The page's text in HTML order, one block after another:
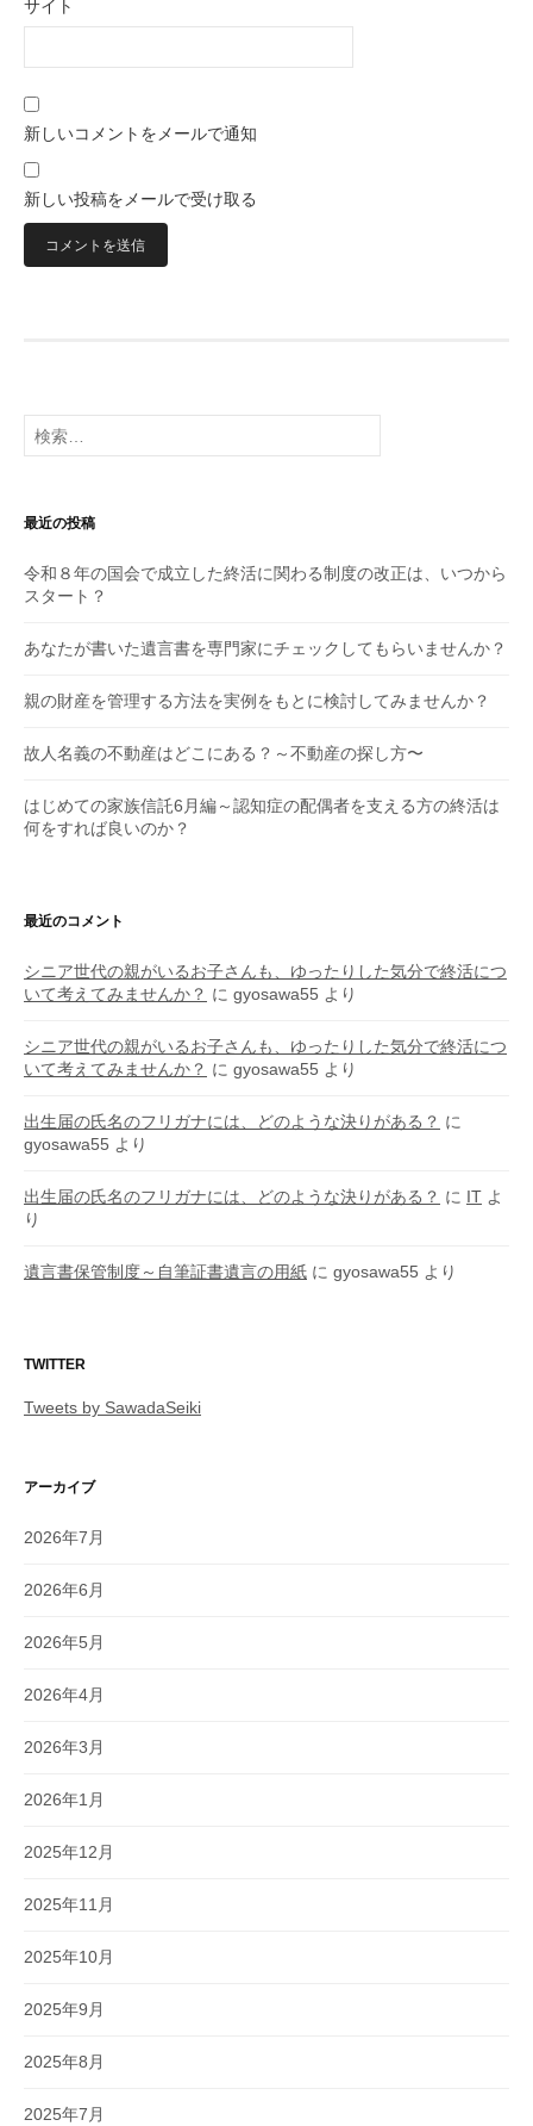
サイト
新しいコメントをメールで通知
新しい投稿をメールで受け取る
検
索:
最近の投稿
令和８年の国会で成立した終活に関わる制度の改正は、いつから
スタート？
あなたが書いた遺言書を専門家にチェックしてもらいませんか？
親の財産を管理する方法を実例をもとに検討してみませんか？
故人名義の不動産はどこにある？～不動産の探し方〜
はじめての家族信託6月編～認知症の配偶者を支える方の終活は
何をすれば良いのか？
最近のコメント
シニア世代の親がいるお子さんも、ゆったりした気分で終活につ
いて考えてみませんか？ に gyosawa55 より
シニア世代の親がいるお子さんも、ゆったりした気分で終活につ
いて考えてみませんか？ に gyosawa55 より
出生届の氏名のフリガナには、どのような決りがある？ に
gyosawa55 より
出生届の氏名のフリガナには、どのような決りがある？ に IT よ
り
遺言書保管制度～自筆証書遺言の用紙 に gyosawa55 より
TWITTER
Tweets by SawadaSeiki
アーカイブ
2026年7月
2026年6月
2026年5月
2026年4月
2026年3月
2026年1月
2025年12月
2025年11月
2025年10月
2025年9月
2025年8月
2025年7月